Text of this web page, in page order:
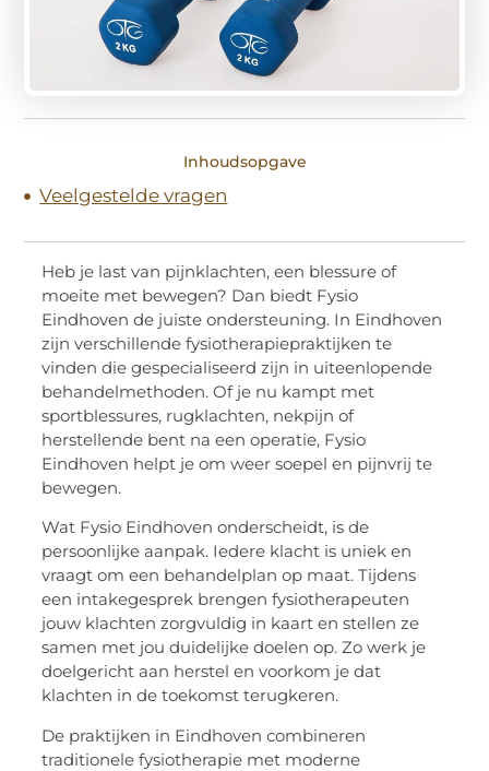
Inhoudsopgave
Veelgestelde vragen
Heb je last van pijnklachten, een blessure of
moeite met bewegen? Dan biedt Fysio
Eindhoven de juiste ondersteuning. In Eindhoven
zijn verschillende fysiotherapiepraktijken te
vinden die gespecialiseerd zijn in uiteenlopende
behandelmethoden. Of je nu kampt met
sportblessures, rugklachten, nekpijn of
herstellende bent na een operatie, Fysio
Eindhoven helpt je om weer soepel en pijnvrij te
bewegen.
Wat Fysio Eindhoven onderscheidt, is de
persoonlijke aanpak. Iedere klacht is uniek en
vraagt om een behandelplan op maat. Tijdens
een intakegesprek brengen fysiotherapeuten
jouw klachten zorgvuldig in kaart en stellen ze
samen met jou duidelijke doelen op. Zo werk je
doelgericht aan herstel en voorkom je dat
klachten in de toekomst terugkeren.
De praktijken in Eindhoven combineren
traditionele fysiotherapie met moderne